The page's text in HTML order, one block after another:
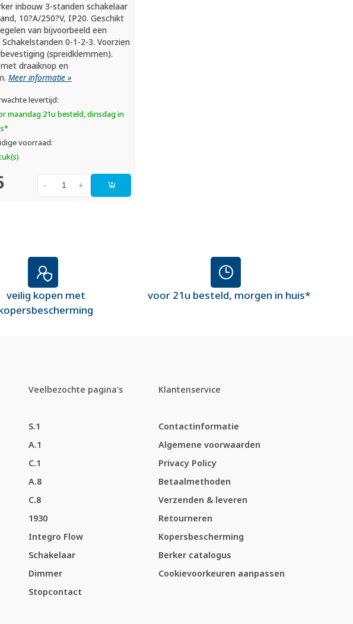
inbouw 3-standen schakelaar
10?A/250?V, IP20. Geschikt
van bijvoorbeeld een
0-1-2-3. Voorzien
(spreidklemmen).
draaiknop en
Meer informatie »
levertijd:
maandag 21u besteld, dinsdag in
voorraad:
+
-
veilig kopen met
voor 21u besteld, morgen in huis*
Veelbezochte pagina's
S.1
A.1
C.1
A.8
C.8
1930
Integro Flow
Schakelaar
Dimmer
Stopcontact
Klantenservice
Contactinformatie
Algemene voorwaarden
Privacy Policy
Betaalmethoden
Verzenden & leveren
Retourneren
Kopersbescherming
Berker catalogus
Cookievoorkeuren aanpassen